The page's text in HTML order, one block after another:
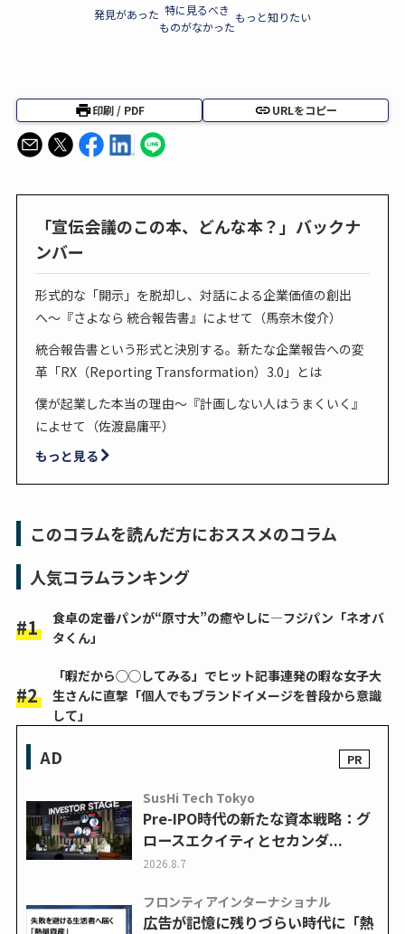
発見があった 特に見るべき
ものがなかった
もっと知りたい
印刷 / PDF URLをコピー
「宣伝会議のこの本、どんな本？」バックナ
ンバー
形式的な「開示」を脱却し、対話による企業価値の創出
へ〜『さよなら 統合報告書』によせて（馬奈木俊介）
統合報告書という形式と決別する。新たな企業報告への変
革「RX（Reporting Transformation）3.0」とは
僕が起業した本当の理由～『計画しない人はうまくいく』
によせて（佐渡島庸平）
もっと見る
このコラムを読んだ方におススメのコラム
人気コラムランキング
食卓の定番パンが“原寸大”の癒やしに―フジパン「ネオバ
タくん」
「暇だから◯◯してみる」でヒット記事連発の暇な女子大
生さんに直撃「個人でもブランドイメージを普段から意識
して」
AD
SusHi Tech Tokyo
Pre-IPO時代の新たな資本戦略：グ
ロースエクイティとセカンダ...
2026.8.7
フロンティアインターナショナル
広告が記憶に残りづらい時代に「熱